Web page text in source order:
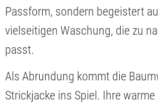
Passform, sondern begeistert
vielseitigen Waschung, die zu
passt.
Als Abrundung kommt die
Strickjacke ins Spiel. Ihre